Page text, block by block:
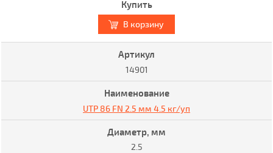
В корзину
14901
UTP 86 FN 2.5 мм 4.5 кг/уп
2.5